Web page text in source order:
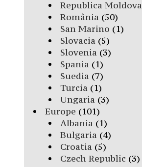
Republica Moldova
România (50)
San Marino (1)
Slovacia (5)
Slovenia (3)
Spania (1)
Suedia (7)
Turcia (1)
Ungaria (3)
Europe (101)
Albania (1)
Bulgaria (4)
Croatia (5)
Czech Republic (3)